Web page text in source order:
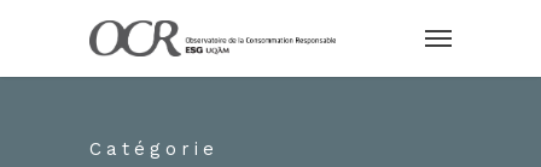
Catégorie